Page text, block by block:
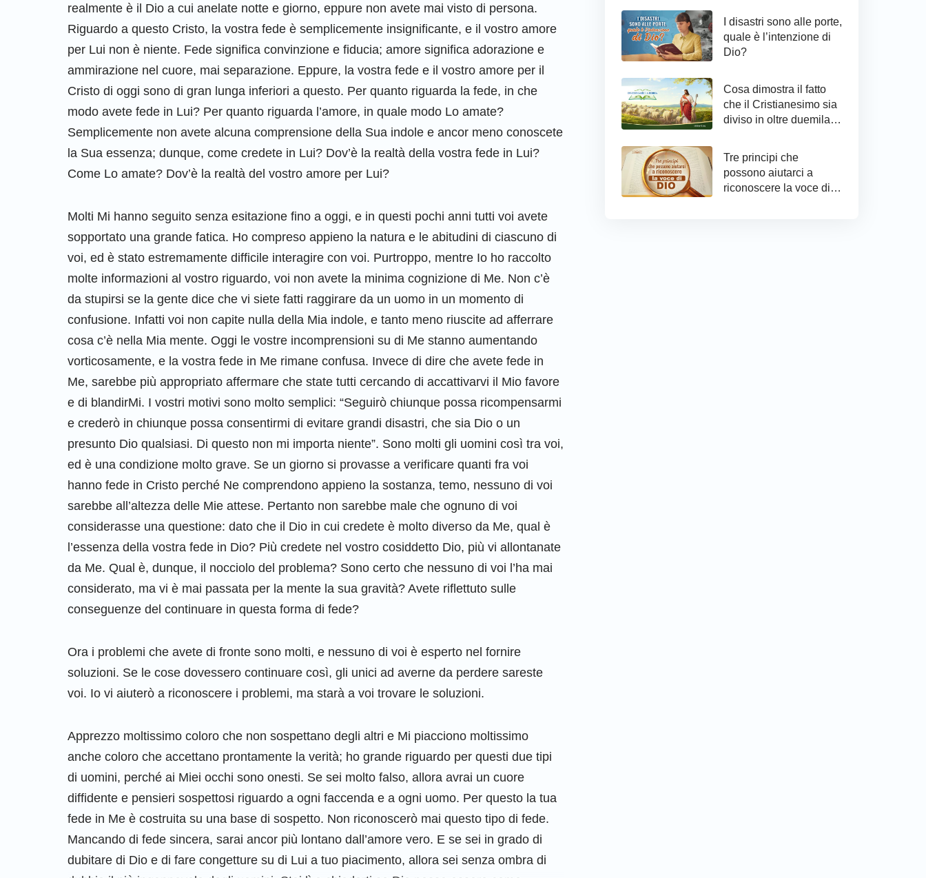
realmente è il Dio a cui anelate notte e giorno, eppure non avete mai visto di persona.
Riguardo a questo Cristo, la vostra fede è semplicemente insignificante, e il vostro amore
per Lui non è niente. Fede significa convinzione e fiducia; amore significa adorazione e
ammirazione nel cuore, mai separazione. Eppure, la vostra fede e il vostro amore per il
Cristo di oggi sono di gran lunga inferiori a questo. Per quanto riguarda la fede, in che
modo avete fede in Lui? Per quanto riguarda l’amore, in quale modo Lo amate?
Semplicemente non avete alcuna comprensione della Sua indole e ancor meno conoscete
la Sua essenza; dunque, come credete in Lui? Dov’è la realtà della vostra fede in Lui?
Come Lo amate? Dov’è la realtà del vostro amore per Lui?
Molti Mi hanno seguito senza esitazione fino a oggi, e in questi pochi anni tutti voi avete
sopportato una grande fatica. Ho compreso appieno la natura e le abitudini di ciascuno di
voi, ed è stato estremamente difficile interagire con voi. Purtroppo, mentre Io ho raccolto
molte informazioni al vostro riguardo, voi non avete la minima cognizione di Me. Non c’è
da stupirsi se la gente dice che vi siete fatti raggirare da un uomo in un momento di
confusione. Infatti voi non capite nulla della Mia indole, e tanto meno riuscite ad afferrare
cosa c’è nella Mia mente. Oggi le vostre incomprensioni su di Me stanno aumentando
vorticosamente, e la vostra fede in Me rimane confusa. Invece di dire che avete fede in
Me, sarebbe più appropriato affermare che state tutti cercando di accattivarvi il Mio favore
e di blandirMi. I vostri motivi sono molto semplici: “Seguirò chiunque possa ricompensarmi
e crederò in chiunque possa consentirmi di evitare grandi disastri, che sia Dio o un
presunto Dio qualsiasi. Di questo non mi importa niente”. Sono molti gli uomini così tra voi,
ed è una condizione molto grave. Se un giorno si provasse a verificare quanti fra voi
hanno fede in Cristo perché Ne comprendono appieno la sostanza, temo, nessuno di voi
sarebbe all’altezza delle Mie attese. Pertanto non sarebbe male che ognuno di voi
considerasse una questione: dato che il Dio in cui credete è molto diverso da Me, qual è
l’essenza della vostra fede in Dio? Più credete nel vostro cosiddetto Dio, più vi allontanate
da Me. Qual è, dunque, il nocciolo del problema? Sono certo che nessuno di voi l’ha mai
considerato, ma vi è mai passata per la mente la sua gravità? Avete riflettuto sulle
conseguenze del continuare in questa forma di fede?
Ora i problemi che avete di fronte sono molti, e nessuno di voi è esperto nel fornire
soluzioni. Se le cose dovessero continuare così, gli unici ad averne da perdere sareste
voi. Io vi aiuterò a riconoscere i problemi, ma starà a voi trovare le soluzioni.
Apprezzo moltissimo coloro che non sospettano degli altri e Mi piacciono moltissimo
anche coloro che accettano prontamente la verità; ho grande riguardo per questi due tipi
di uomini, perché ai Miei occhi sono onesti. Se sei molto falso, allora avrai un cuore
diffidente e pensieri sospettosi riguardo a ogni faccenda e a ogni uomo. Per questo la tua
fede in Me è costruita su una base di sospetto. Non riconoscerò mai questo tipo di fede.
Mancando di fede sincera, sarai ancor più lontano dall’amore vero. E se sei in grado di
dubitare di Dio e di fare congetture su di Lui a tuo piacimento, allora sei senza ombra di
I disastri sono alle porte,
quale è l’intenzione di
Dio?
Cosa dimostra il fatto
che il Cristianesimo sia
diviso in oltre duemila
Tre principi che
possono aiutarci a
riconoscere la voce di